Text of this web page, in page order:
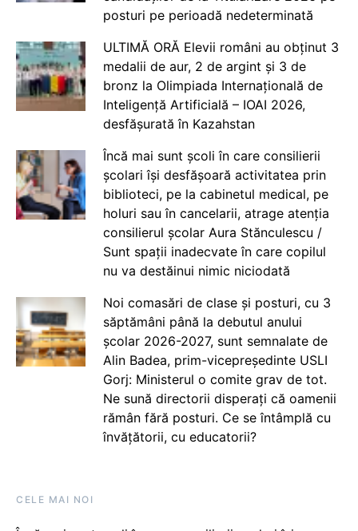
posturi pe perioadă nedeterminată
ULTIMĂ ORĂ Elevii români au obținut 3
medalii de aur, 2 de argint și 3 de
bronz la Olimpiada Internațională de
Inteligență Artificială – IOAI 2026,
desfășurată în Kazahstan
Încă mai sunt școli în care consilierii
școlari își desfășoară activitatea prin
biblioteci, pe la cabinetul medical, pe
holuri sau în cancelarii, atrage atenția
consilierul școlar Aura Stănculescu /
Sunt spații inadecvate în care copilul
nu va destăinui nimic niciodată
Noi comasări de clase și posturi, cu 3
săptămâni până la debutul anului
școlar 2026-2027, sunt semnalate de
Alin Badea, prim-vicepreședinte USLI
Gorj: Ministerul o comite grav de tot.
Ne sună directorii disperați că oamenii
rămân fără posturi. Ce se întâmplă cu
învățătorii, cu educatorii?
CELE MAI NOI